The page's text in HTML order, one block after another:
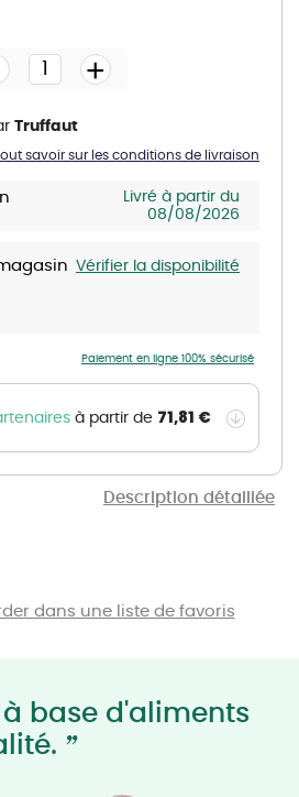
Description détaillée
Livré à partir du
08/08/2026
Vérifier la disponibilité
+
savoir sur les conditions de livraison
Truffaut
Paiement en ligne 100% sécurisé
à partir de 71,81 €
base d'aliments
”
dans une liste de favoris